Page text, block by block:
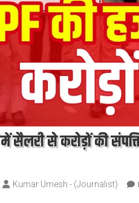
में सैलरी से करोड़ों की
Kumar Umesh - (Journalist)